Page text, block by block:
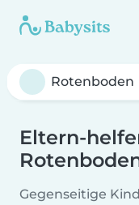
Eltern-
Gegenseitige